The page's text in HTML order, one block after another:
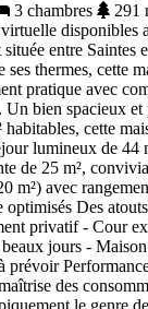
3 chambres
291
disponibles
entre Saintes
thermes, cette
pratique avec
bien spacieux et
habitables, cette
lumineux de 44
de 25 m²,
m²) avec
optimisés Des
privatif - Cour
jours -
prévoir
des